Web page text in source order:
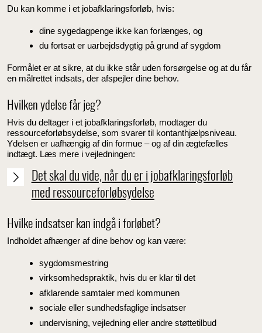
Du kan komme i et jobafklaringsforløb, hvis:
dine sygedagpenge ikke kan forlænges, og
du fortsat er uarbejdsdygtig på grund af sygdom
Formålet er at sikre, at du ikke står uden forsørgelse og at du får
en målrettet indsats, der afspejler dine behov.
Hvilken ydelse får jeg?
Hvis du deltager i et jobafklaringsforløb, modtager du
ressourceforløbsydelse, som svarer til kontanthjælpsniveau.
Ydelsen er uafhængig af din formue – og af din ægtefælles
indtægt. Læs mere i vejledningen:
Det skal du vide, når du er i jobafklaringsforløb
med ressourceforløbsydelse
Hvilke indsatser kan indgå i forløbet?
Indholdet afhænger af dine behov og kan være:
sygdomsmestring
virksomhedspraktik, hvis du er klar til det
afklarende samtaler med kommunen
sociale eller sundhedsfaglige indsatser
undervisning, vejledning eller andre støttetilbud